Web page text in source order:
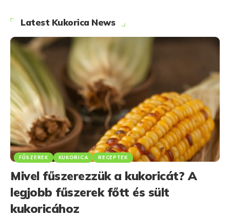
Latest Kukorica News
FŰSZEREK KUKORICA RECEPTEK
Mivel fűszerezzük a kukoricát? A
legjobb fűszerek főtt és sült
kukoricához